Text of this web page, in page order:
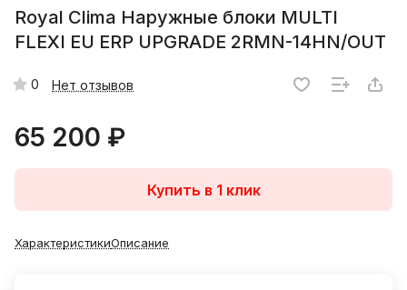
Royal Clima Наружные блоки MULTI
FLEXI EU ERP UPGRADE 2RMN-14HN/OUT
0 Нет отзывов
65 200 ₽
Купить в 1 клик
ХарактеристикиОписание